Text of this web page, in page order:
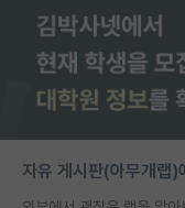
자유 게시판(아무개랩)